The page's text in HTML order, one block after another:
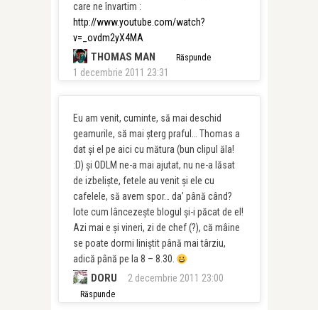
care ne învartim :
http://www.youtube.com/watch?
v=_ovdm2yX4MA
THOMAS MAN
1 decembrie 2011 23:31
Răspunde
Eu am venit, cuminte, să mai deschid
geamurile, să mai şterg praful… Thomas a
dat şi el pe aici cu mătura (bun clipul ăla!
:D) şi ODLM ne-a mai ajutat, nu ne-a lăsat
de izbelişte, fetele au venit şi ele cu
cafelele, să avem spor… da’ până când?
Iote cum lâncezeşte blogul şi-i păcat de el!
Azi mai e şi vineri, zi de chef (?), că mâine
se poate dormi liniştit până mai târziu,
adică până pe la 8 – 8.30.
DORU 2 decembrie 2011 23:00
Răspunde